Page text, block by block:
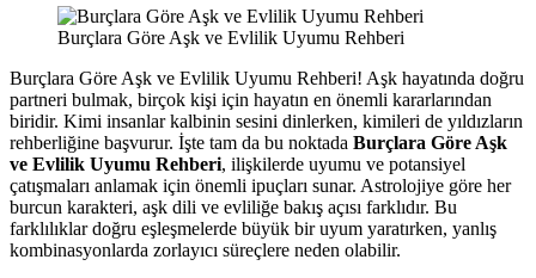
Burçlara Göre Aşk ve Evlilik Uyumu Rehberi
Burçlara Göre Aşk ve Evlilik Uyumu Rehberi! Aşk hayatında doğru
partneri bulmak, birçok kişi için hayatın en önemli kararlarından
biridir. Kimi insanlar kalbinin sesini dinlerken, kimileri de yıldızların
rehberliğine başvurur. İşte tam da bu noktada Burçlara Göre Aşk
ve Evlilik Uyumu Rehberi, ilişkilerde uyumu ve potansiyel
çatışmaları anlamak için önemli ipuçları sunar. Astrolojiye göre her
burcun karakteri, aşk dili ve evliliğe bakış açısı farklıdır. Bu
farklılıklar doğru eşleşmelerde büyük bir uyum yaratırken, yanlış
kombinasyonlarda zorlayıcı süreçlere neden olabilir.